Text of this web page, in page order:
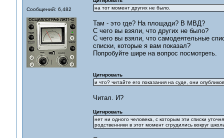
Сообщений: 6,482
на тот момент других не было.
Там - это где? На площади? В МВД?
С чего вы взяли, что других не было?
С чего вы взяли, что самодеятельные
списки, которые я вам показал?
Попробуйте шире на вопрос посмотреть.
Цитировать
и что? читайте его показания на суде, они
Читал. И?
Цитировать
нет ни одного человека, с которым эти списки
родственники в этот момент сгрудились вокруг